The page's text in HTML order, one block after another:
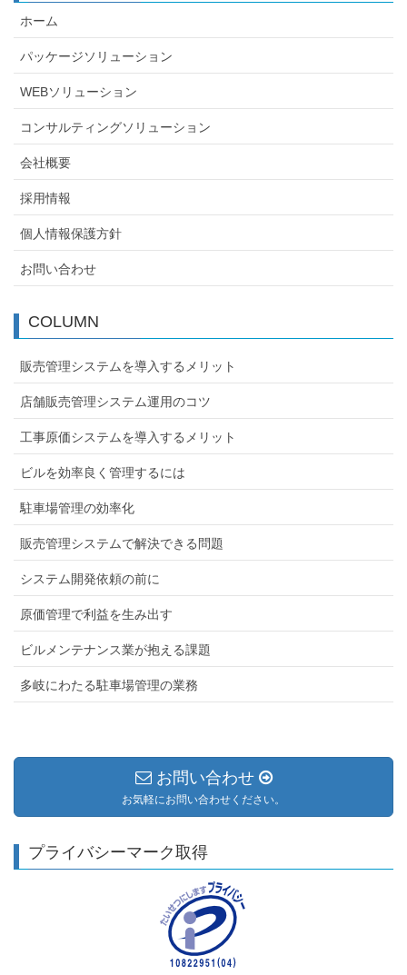
ホーム
パッケージソリューション
WEBソリューション
コンサルティングソリューション
会社概要
採用情報
個人情報保護方針
お問い合わせ
COLUMN
販売管理システムを導入するメリット
店舗販売管理システム運用のコツ
工事原価システムを導入するメリット
ビルを効率良く管理するには
駐車場管理の効率化
販売管理システムで解決できる問題
システム開発依頼の前に
原価管理で利益を生み出す
ビルメンテナンス業が抱える課題
多岐にわたる駐車場管理の業務
お問い合わせ
お気軽にお問い合わせください。
プライバシーマーク取得